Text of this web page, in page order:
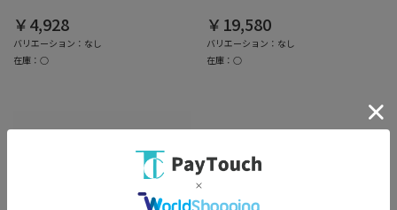
￥4,928
バリエーション：なし
在庫：○
￥19,580
バリエーション：なし
在庫：○